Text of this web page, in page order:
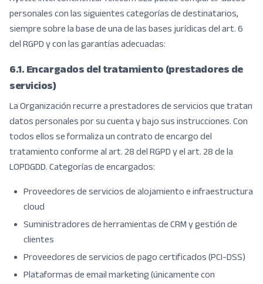
personales con las siguientes categorías de destinatarios,
siempre sobre la base de una de las bases jurídicas del art. 6
del RGPD y con las garantías adecuadas:
6.1. Encargados del tratamiento (prestadores de
servicios)
La Organización recurre a prestadores de servicios que tratan
datos personales por su cuenta y bajo sus instrucciones. Con
todos ellos se formaliza un contrato de encargo del
tratamiento conforme al art. 28 del RGPD y el art. 28 de la
LOPDGDD. Categorías de encargados:
Proveedores de servicios de alojamiento e infraestructura
cloud
Suministradores de herramientas de CRM y gestión de
clientes
Proveedores de servicios de pago certificados (PCI-DSS)
Plataformas de email marketing (únicamente con